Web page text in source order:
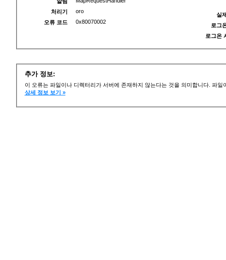
처리기
oro
오류 코드
0x80070002
실
로그
로그온
추가 정보:
이 오류는 파일이나 디렉터리가 서버에 존재하지 않는다는 것을 의미합니다. 파
상세 정보 보기 »